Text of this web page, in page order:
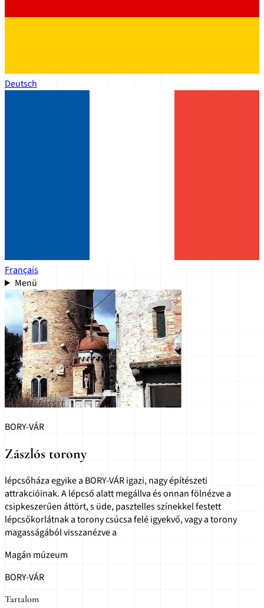
Deutsch
Français
Menü
BORY-VÁR
Zászlós torony
lépcsőháza egyike a BORY-VÁR igazi, nagy építészeti
attrakcióinak. A lépcső alatt megállva és onnan fölnézve a
csipkeszerűen áttört, s üde, pasztelles színekkel festett
lépcsőkorlátnak a torony csúcsa felé igyekvő, vagy a torony
magasságából visszanézve a
Magán múzeum
BORY-VÁR
Tartalom